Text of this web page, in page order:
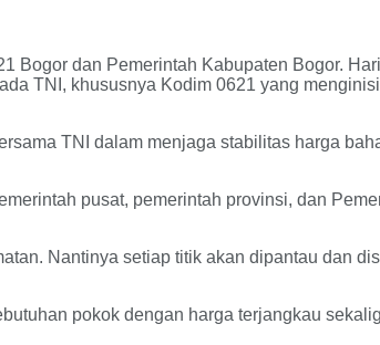
dan Pemerintah Kabupaten Bogor.
TNI, khususnya Kodim 0621 yang
TNI dalam menjaga stabilitas harga
pusat, pemerintah provinsi, dan
Nantinya setiap titik akan dipantau dan
pokok dengan harga terjangkau